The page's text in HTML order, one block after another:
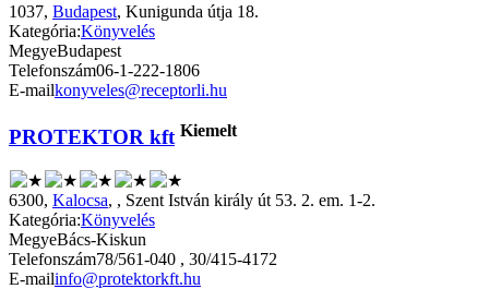
1037, Budapest, Kunigunda útja 18.
Kategória:Könyvelés
MegyeBudapest
Telefonszám06-1-222-1806
E-mailkonyveles@receptorli.hu
PROTEKTOR kft Kiemelt
6300, Kalocsa, , Szent István király út 53. 2. em. 1-2.
Kategória:Könyvelés
MegyeBács-Kiskun
Telefonszám78/561-040 , 30/415-4172
E-mailinfo@protektorkft.hu